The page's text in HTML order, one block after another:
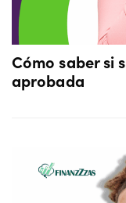
Cómo saber si
aprobada